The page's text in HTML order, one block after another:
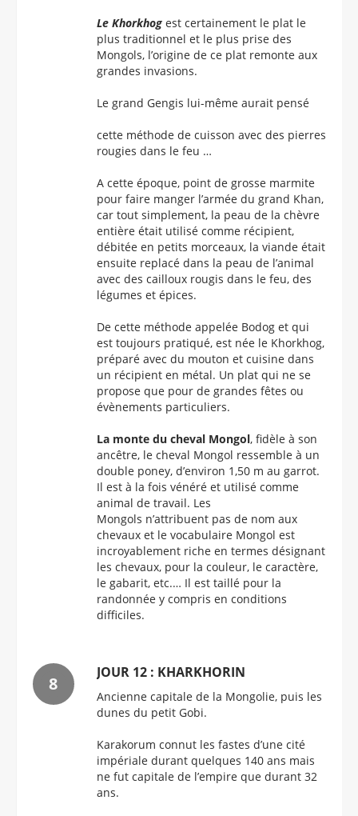
Le Khorkhog est certainement le plat le
plus traditionnel et le plus prise des
Mongols, l’origine de ce plat remonte aux
grandes invasions.
Le grand Gengis lui-même aurait pensé
cette méthode de cuisson avec des pierres
rougies dans le feu …
A cette époque, point de grosse marmite
pour faire manger l’armée du grand Khan,
car tout simplement, la peau de la chèvre
entière était utilisé comme récipient,
débitée en petits morceaux, la viande était
ensuite replacé dans la peau de l’animal
avec des cailloux rougis dans le feu, des
légumes et épices.
De cette méthode appelée Bodog et qui
est toujours pratiqué, est née le Khorkhog,
préparé avec du mouton et cuisine dans
un récipient en métal. Un plat qui ne se
propose que pour de grandes fêtes ou
évènements particuliers.
La monte du cheval Mongol, fidèle à son
ancêtre, le cheval Mongol ressemble à un
double poney, d’environ 1,50 m au garrot.
Il est à la fois vénéré et utilisé comme
animal de travail. Les
Mongols n’attribuent pas de nom aux
chevaux et le vocabulaire Mongol est
incroyablement riche en termes désignant
les chevaux, pour la couleur, le caractère,
le gabarit, etc.… Il est taillé pour la
randonnée y compris en conditions
difficiles.
JOUR 12 : KHARKHORIN
Ancienne capitale de la Mongolie, puis les
dunes du petit Gobi.
Karakorum connut les fastes d’une cité
impériale durant quelques 140 ans mais
ne fut capitale de l’empire que durant 32
ans.